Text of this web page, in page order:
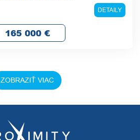
DETAILY
165 000 €
ZOBRAZIŤ VIAC